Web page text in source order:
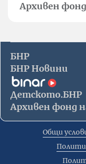
Архивен
БНР
БНР Новини
Детското.БНР
Архивен фонд
Общи